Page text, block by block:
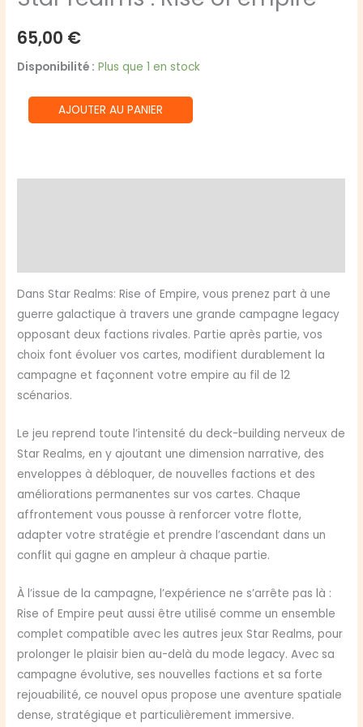
65,00 €
Disponibilité : Plus que 1 en stock
quantité
de
AJOUTER AU PANIER
Dans Star Realms: Rise of Empire, vous prenez part à une
guerre galactique à travers une grande campagne legacy
opposant deux factions rivales. Partie après partie, vos
choix font évoluer vos cartes, modifient durablement la
campagne et façonnent votre empire au fil de 12
scénarios.
Le jeu reprend toute l’intensité du deck-building nerveux de
Star Realms, en y ajoutant une dimension narrative, des
enveloppes à débloquer, de nouvelles factions et des
améliorations permanentes sur vos cartes. Chaque
affrontement vous pousse à renforcer votre flotte,
adapter votre stratégie et prendre l’ascendant dans un
conflit qui gagne en ampleur à chaque partie.
À l’issue de la campagne, l’expérience ne s’arrête pas là :
Rise of Empire peut aussi être utilisé comme un ensemble
complet compatible avec les autres jeux Star Realms, pour
prolonger le plaisir bien au-delà du mode legacy. Avec sa
campagne évolutive, ses nouvelles factions et sa forte
rejouabilité, ce nouvel opus propose une aventure spatiale
dense, stratégique et particulièrement immersive.